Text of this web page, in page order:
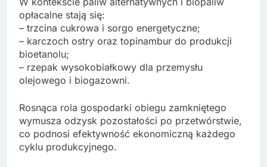
opłacalne stają się:
– trzcina cukrowa i sorgo energetyczne;
– karczoch ostry oraz topinambur do produkcji
bioetanolu;
– rzepak wysokobiałkowy dla przemysłu
olejowego i biogazowni.
Rosnąca rola gospodarki obiegu zamkniętego
wymusza odzysk pozostałości po przetwórstwie,
co podnosi efektywność ekonomiczną każdego
cyklu produkcyjnego.